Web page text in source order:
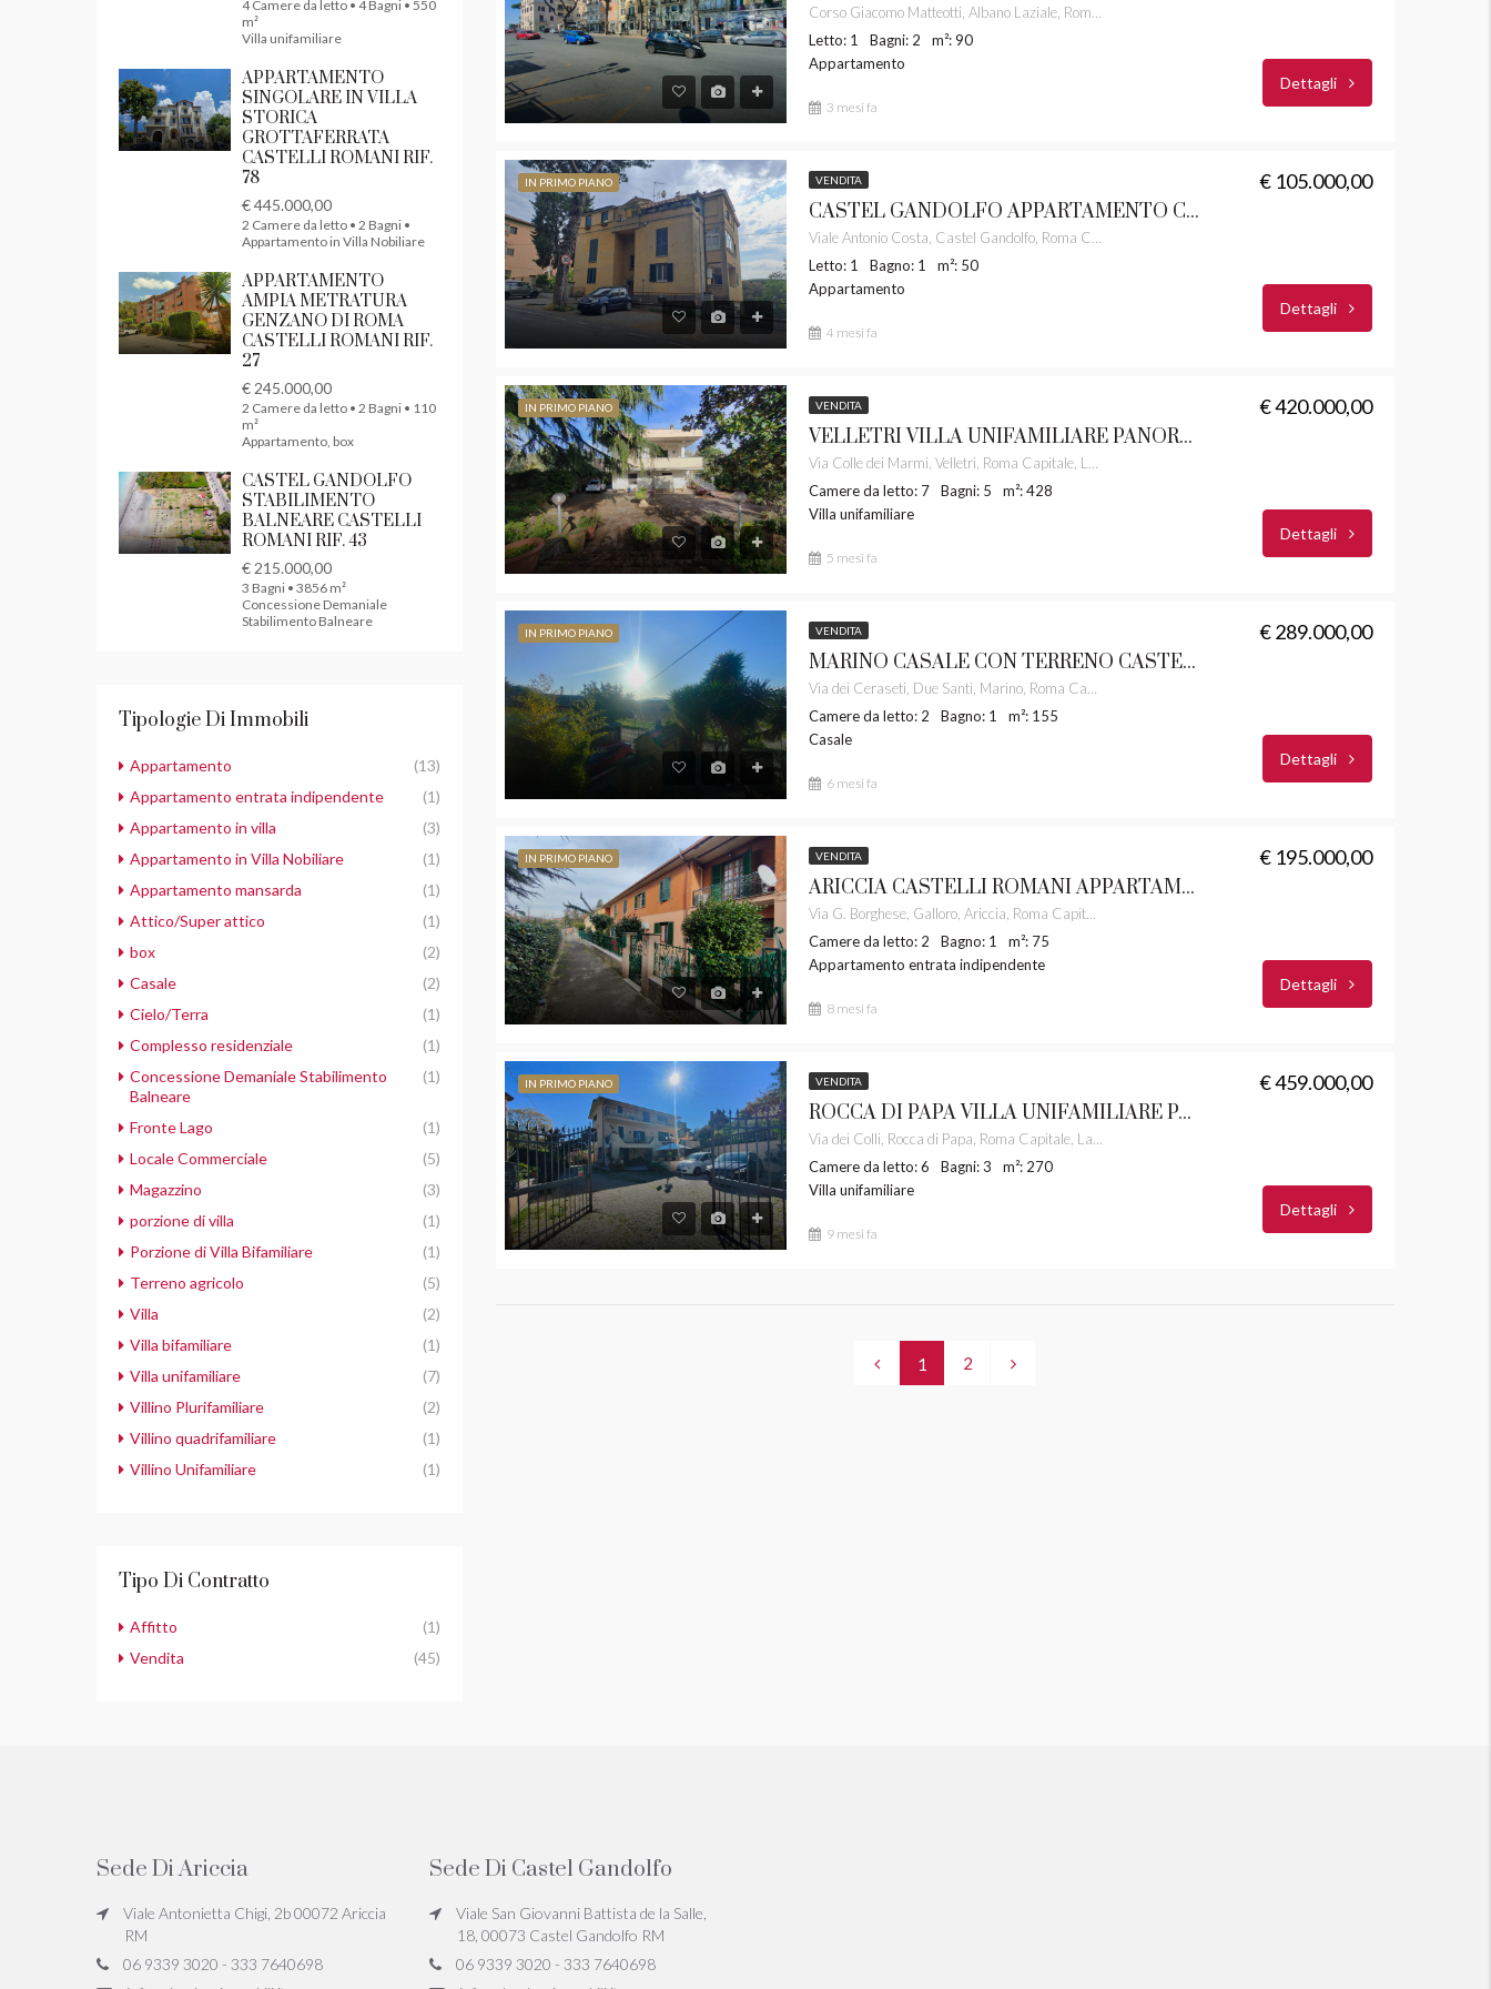
Letto: 1
Bagni: 2
m²: 90
Appartamento
3 mesi fa
Dettagli
IN PRIMO PIANO VENDITA
CASTEL GANDOLFO APPARTAMENTO CASTELLI ROMANI RIF. 5
Letto: 1
Bagno: 1
m²: 50
Appartamento
4 mesi fa
€ 105.000,00
Dettagli
IN PRIMO PIANO VENDITA
VELLETRI VILLA UNIFAMILIARE PANORAMICA CASTELLI ROMANI RIF. 29
Camere da letto: 7
Bagni: 5
m²: 428
Villa unifamiliare
5 mesi fa
€ 420.000,00
Dettagli
IN PRIMO PIANO VENDITA
MARINO CASALE CON TERRENO CASTELLI ROMANI RIF. 10
Camere da letto: 2
Bagno: 1
m²: 155
Casale
6 mesi fa
€ 289.000,00
Dettagli
IN PRIMO PIANO VENDITA
ARICCIA CASTELLI ROMANI APPARTAMENTO CON ENTRATA INDIPENDENTE RIF. 41
Camere da letto: 2
Bagno: 1
m²: 75
Appartamento entrata indipendente
8 mesi fa
€ 195.000,00
Dettagli
IN PRIMO PIANO VENDITA
ROCCA DI PAPA VILLA UNIFAMILIARE PANORAMICA CASTELLI ROMANI RIF.0001
Camere da letto: 6
Bagni: 3
m²: 270
Villa unifamiliare
9 mesi fa
€ 459.000,00
Dettagli
1 2
4 Camere da letto • 4 Bagni • 550
m²
Villa unifamiliare
APPARTAMENTO
SINGOLARE IN VILLA
STORICA
GROTTAFERRATA
CASTELLI ROMANI RIF.
78
€ 445.000,00
2 Camere da letto • 2 Bagni •
Appartamento in Villa Nobiliare
APPARTAMENTO
AMPIA METRATURA
GENZANO DI ROMA
CASTELLI ROMANI RIF.
27
€ 245.000,00
2 Camere da letto • 2 Bagni • 110
m²
Appartamento, box
CASTEL GANDOLFO
STABILIMENTO
BALNEARE CASTELLI
ROMANI RIF. 43
€ 215.000,00
3 Bagni • 3856 m²
Concessione Demaniale
Stabilimento Balneare
Tipologie Di Immobili
Appartamento
(13)
Appartamento entrata indipendente
(1)
Appartamento in villa
(3)
Appartamento in Villa Nobiliare
(1)
Appartamento mansarda
(1)
Attico/Super attico
(1)
box
(2)
Casale
(2)
Cielo/Terra
(1)
Complesso residenziale
(1)
Concessione Demaniale Stabilimento
Balneare
(1)
Fronte Lago
(1)
Locale Commerciale
(5)
Magazzino
(3)
porzione di villa
(1)
Porzione di Villa Bifamiliare
(1)
Terreno agricolo
(5)
Villa
(2)
Villa bifamiliare
(1)
Villa unifamiliare
(7)
Villino Plurifamiliare
(2)
Villino quadrifamiliare
(1)
Villino Unifamiliare
(1)
Tipo Di Contratto
Affitto
(1)
Vendita
(45)
Sede Di Ariccia
Viale Antonietta Chigi, 2b 00072 Ariccia
RM
06 9339 3020 - 333 7640698
Sede Di Castel Gandolfo
Viale San Giovanni Battista de la Salle,
18, 00073 Castel Gandolfo RM
06 9339 3020 - 333 7640698